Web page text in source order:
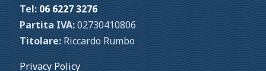
Tel: 06 6227 3276
Partita IVA:02730410806
Titolare: Riccardo Rumbo
Privacy Policy